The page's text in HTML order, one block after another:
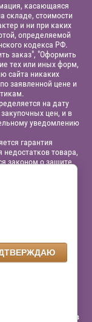
касающаяся
складе, стоимости
и ни при каких
определяемой
кодекса РФ.
заказ", "Оформить
тех или иных форм,
сайта никаких
заявленной цене и
на дату
цен, и в
уведомлению
гарантия
недостатков товара,
законом о защите
БИК: 042202824
Яндекс.Метрика,
о поведении
«Яндекс» в
данные для
данных.
других аксессуаров